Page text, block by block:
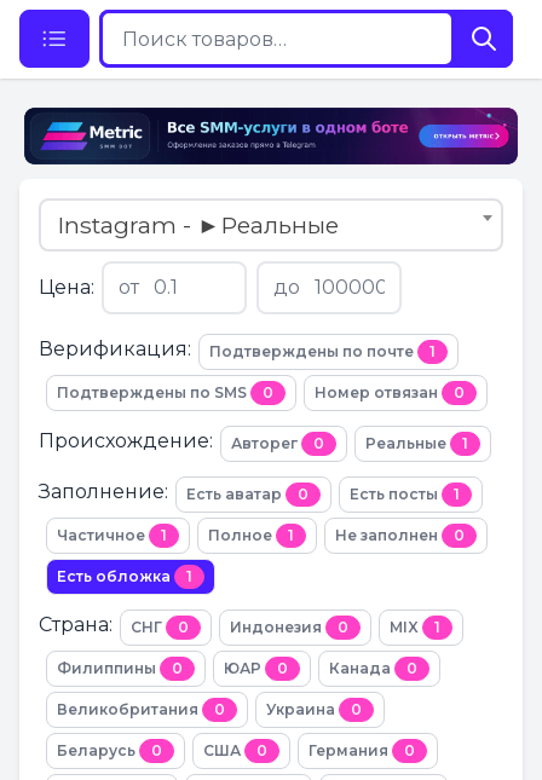
Instagram - ►Реальные
Цена: от до
Верификация: Подтверждены по почте 1
Подтверждены по SMS 0 Номер отвязан 0
Происхождение: Авторег 0 Реальные 1
Заполнение: Есть аватар 0 Есть посты 1
Частичное 1 Полное 1 Не заполнен 0
Есть обложка 1
Страна: СНГ 0 Индонезия 0 MIX 1
Филиппины 0 ЮАР 0 Канада 0
Великобритания 0 Украина 0
Беларусь 0 США 0 Германия 0